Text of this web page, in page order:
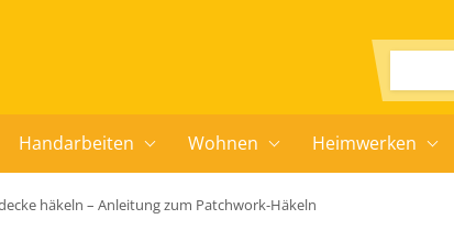
Handarbeiten Wohnen Heimwerken
häkeln – Anleitung zum Patchwork-Häkeln